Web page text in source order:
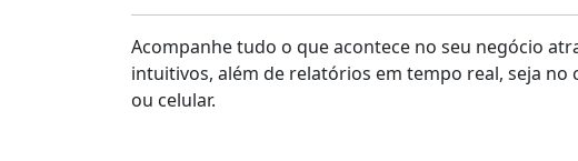
Acompanhe tudo o que acontece no seu negócio
intuitivos, além de relatórios em tempo real, seja no
ou celular.